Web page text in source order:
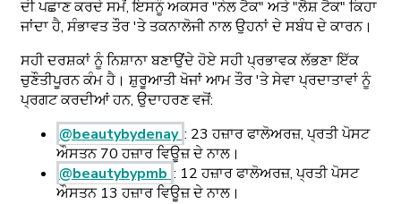
ਦੀ ਪਛਾਣ ਕਰਦੇ ਸਮੇਂ, ਇਸਨੂੰ ਅਕਸਰ "ਨੇਲ ਟੈਕ" ਅਤੇ "ਲੈਸ਼ ਟੈਕ" ਕਿਹਾ
ਜਾਂਦਾ ਹੈ, ਸੰਭਾਵਤ ਤੌਰ 'ਤੇ ਤਕਨਾਲੋਜੀ ਨਾਲ ਉਹਨਾਂ ਦੇ ਸਬੰਧ ਦੇ ਕਾਰਨ।
ਸਹੀ ਦਰਸ਼ਕਾਂ ਨੂੰ ਨਿਸ਼ਾਨਾ ਬਣਾਉਂਦੇ ਹੋਏ ਸਹੀ ਪ੍ਰਭਾਵਕ ਲੱਭਣਾ ਇੱਕ
ਚੁਣੌਤੀਪੂਰਨ ਕੰਮ ਹੈ। ਸ਼ੁਰੂਆਤੀ ਖੋਜਾਂ ਆਮ ਤੌਰ 'ਤੇ ਸੇਵਾ ਪ੍ਰਦਾਤਾਵਾਂ ਨੂੰ
ਪ੍ਰਗਟ ਕਰਦੀਆਂ ਹਨ, ਉਦਾਹਰਣ ਵਜੋਂ:
@beautybydenay : 23 ਹਜ਼ਾਰ ਫਾਲੋਅਰਜ਼, ਪ੍ਰਤੀ ਪੋਸਟ
ਔਸਤਨ 70 ਹਜ਼ਾਰ ਵਿਊਜ਼ ਦੇ ਨਾਲ।
@beautybypmb : 12 ਹਜ਼ਾਰ ਫਾਲੋਅਰਜ਼, ਪ੍ਰਤੀ ਪੋਸਟ
ਔਸਤਨ 13 ਹਜ਼ਾਰ ਵਿਊਜ਼ ਦੇ ਨਾਲ।